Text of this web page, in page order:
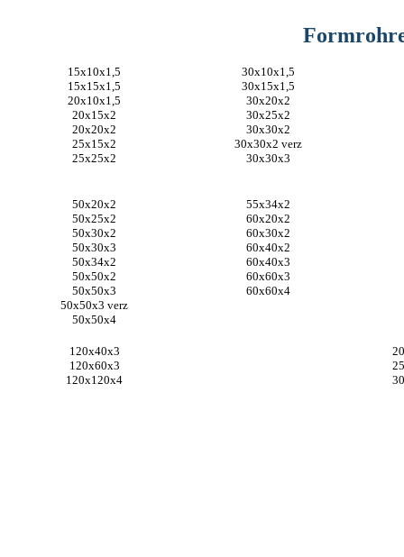
15x10x1,5
15x15x1,5
20x10x1,5
20x15x2
20x20x2
25x15x2
25x25x2
30x10x1,5
30x15x1,5
30x20x2
30x25x2
30x30x2
30x30x2 verz
30x30x3
50x20x2
50x25x2
50x30x2
50x30x3
50x34x2
50x50x2
50x50x3
50x50x3 verz
50x50x4
55x34x2
60x20x2
60x30x2
60x40x2
60x40x3
60x60x3
60x60x4
120x40x3
120x60x3
120x120x4